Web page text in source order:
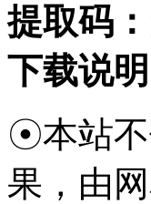
提取码：
下载说明
☉本站不
果，由